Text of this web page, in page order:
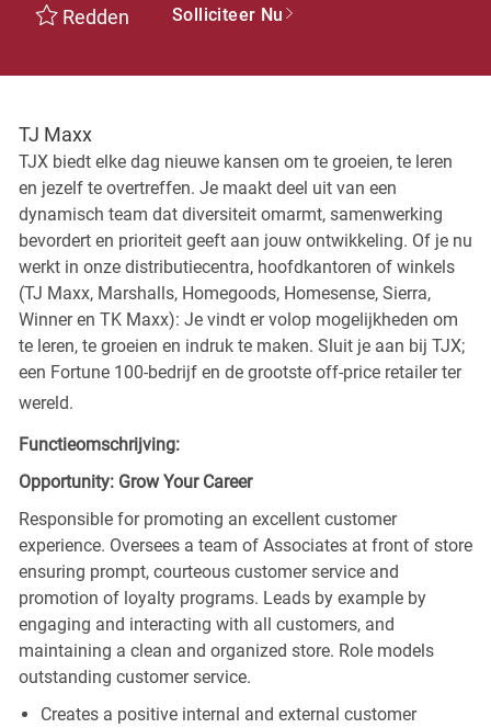
Redden Solliciteer Nu
TJ Maxx
TJX biedt elke dag nieuwe kansen om te groeien, te leren
en jezelf te overtreffen. Je maakt deel uit van een
dynamisch team dat diversiteit omarmt, samenwerking
bevordert en prioriteit geeft aan jouw ontwikkeling. Of je nu
werkt in onze distributiecentra, hoofdkantoren of winkels
(TJ Maxx, Marshalls, Homegoods, Homesense, Sierra,
Winner en TK Maxx): Je vindt er volop mogelijkheden om
te leren, te groeien en indruk te maken. Sluit je aan bij TJX;
een Fortune 100-bedrijf en de grootste off-price retailer ter
wereld.
Functieomschrijving:
Opportunity: Grow Your Career
Responsible for promoting an excellent customer
experience. Oversees a team of Associates at front of store
ensuring prompt, courteous customer service and
promotion of loyalty programs. Leads by example by
engaging and interacting with all customers, and
maintaining a clean and organized store. Role models
outstanding customer service.
Creates a positive internal and external customer